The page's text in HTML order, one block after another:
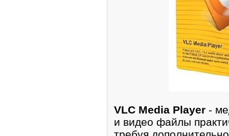
VLC Media Player -
и видео файлы